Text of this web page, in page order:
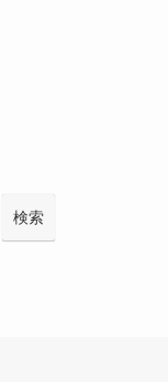
検索